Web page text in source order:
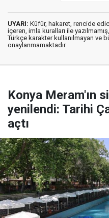
UYARI: Küfür, hakaret, rencide
içeren, imla kuralları ile yazılmamış,
Türkçe karakter kullanılmayan ve
onaylanmamaktadır.
Konya Meram'ın
yenilendi: Tarihi
açtı